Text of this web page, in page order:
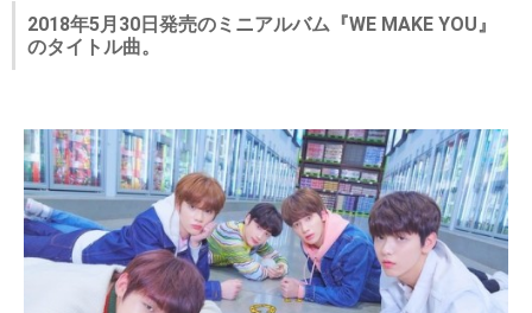
2018年5月30日発売のミニアルバム『WE MAKE YOU』
のタイトル曲。